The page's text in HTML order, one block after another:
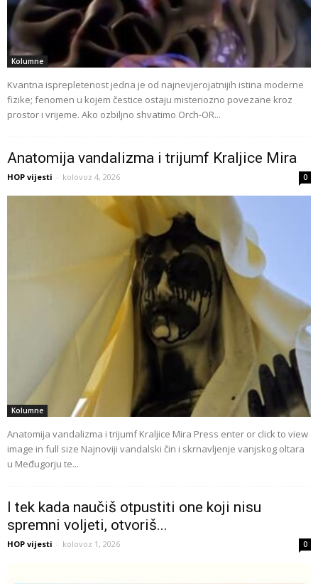
Kolumne
Kvantna isprepletenost jedna je od najnevjerojatnijih istina moderne
fizike; fenomen u kojem čestice ostaju misteriozno povezane kroz
prostor i vrijeme. Ako ozbiljno shvatimo Orch-OR...
Anatomija vandalizma i trijumf Kraljice Mira
HOP vijesti - kolovoz 4, 2026 0
Kolumne
Anatomija vandalizma i trijumf Kraljice Mira Press enter or click to view
image in full size Najnoviji vandalski čin i skrnavljenje vanjskog oltara
u Međugorju te...
I tek kada naučiš otpustiti one koji nisu
spremni voljeti, otvoriš...
HOP vijesti - kolovoz 1, 2026 0